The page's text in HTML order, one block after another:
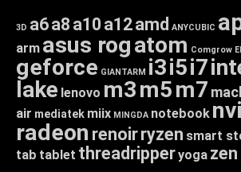
3D a6a8 a10 a12amd ANYCUBIC
arm asus rogatom Comgrow
geforce GIANTARM i3i5i7
lake lenovo m3m5m7
air mediatek miix MINGDA notebook
radeon renoirryzen smart
tab tablet threadripperyoga zen